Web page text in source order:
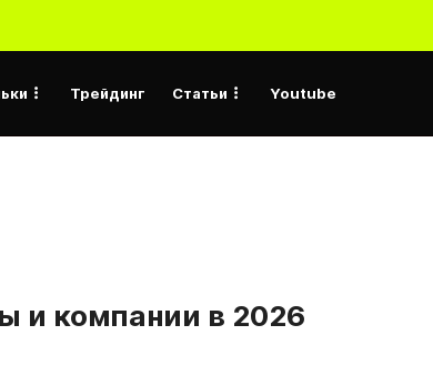
Трейдинг Статьи Youtube
и компании в 2026